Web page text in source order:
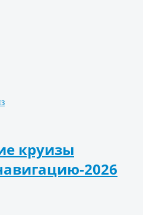
круизы
2026